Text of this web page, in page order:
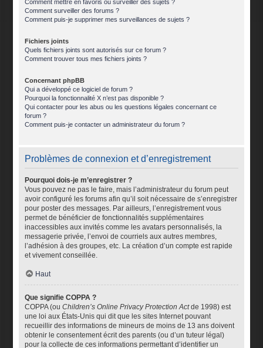
Comment mettre en favoris ou surveiller des sujets ?
Comment surveiller des forums ?
Comment puis-je supprimer mes surveillances de sujets ?
Fichiers joints
Quels fichiers joints sont autorisés sur ce forum ?
Comment trouver tous mes fichiers joints ?
Concernant phpBB
Qui a développé ce logiciel de forum ?
Pourquoi la fonctionnalité X n’est pas disponible ?
Qui contacter pour les abus ou les questions légales concernant ce
forum ?
Comment puis-je contacter un administrateur du forum ?
Problèmes de connexion et d’enregistrement
Pourquoi dois-je m’enregistrer ?
Vous pouvez ne pas le faire, mais l’administrateur du forum peut
avoir configuré les forums afin qu’il soit nécessaire de s’enregistrer
pour poster des messages. Par ailleurs, l’enregistrement vous
permet de bénéficier de fonctionnalités supplémentaires
inaccessibles aux invités comme les avatars personnalisés, la
messagerie privée, l’envoi de courriels aux autres membres,
l’adhésion à des groupes, etc. La création d’un compte est rapide
et vivement conseillée.
Haut
Que signifie COPPA ?
COPPA (ouChildren’s Online Privacy Protection Actde 1998) est
une loi aux États-Unis qui dit que les sites Internet pouvant
recueillir des informations de mineurs de moins de 13 ans doivent
obtenir le consentement écrit des parents (ou d’un tuteur légal)
pour la collecte de ces informations permettant d’identifier un